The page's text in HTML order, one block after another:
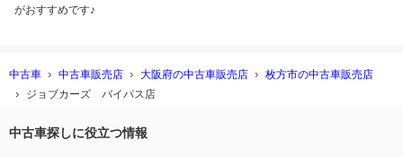
がおすすめです♪
中古車 中古車販売店 大阪府の中古車販売店
枚方市の中古車販売店
ジョブカーズ バイパス店
中古車探しに役立つ情報